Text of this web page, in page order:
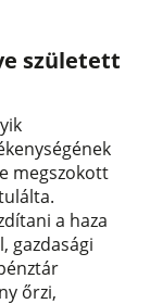
született
megszokott
a haza
gazdasági
őrzi,